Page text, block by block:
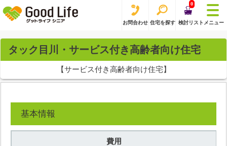
お問合わせ 住宅を探す
0
検討リスト メニュー
タック目川・サービス付き高齢者向け住宅
【サービス付き高齢者向け住宅】
基本情報
費用